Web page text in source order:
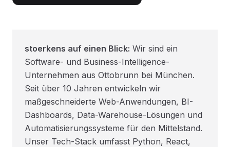
stoerkens auf einen Blick: Wir sind ein
Software- und Business-Intelligence-
Unternehmen aus Ottobrunn bei München.
Seit über 10 Jahren entwickeln wir
maßgeschneiderte Web-Anwendungen, BI-
Dashboards, Data-Warehouse-Lösungen und
Automatisierungssysteme für den Mittelstand.
Unser Tech-Stack umfasst Python, React,